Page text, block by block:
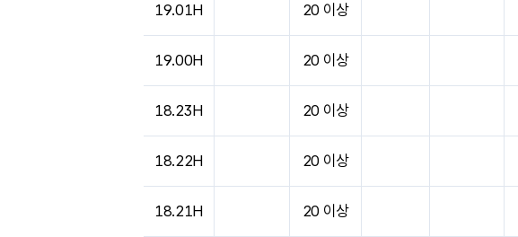
19.01H 20 이상
19.00H 20 이상
18.23H 20 이상
18.22H 20 이상
18.21H 20 이상